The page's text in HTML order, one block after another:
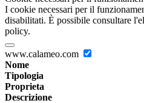
I cookie necessari per il
disabilitati. È possibile consultare
policy.
www.calameo.com
Nome
Tipologia
Proprieta
Descrizione